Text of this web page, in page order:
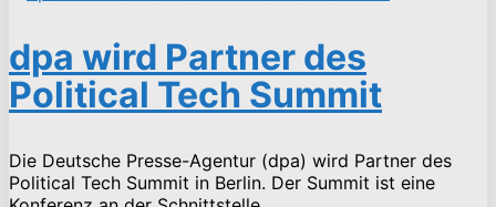
dpa wird Partner des
Political Tech Summit
Die Deutsche Presse-Agentur (dpa) wird Partner des
Political Tech Summit in Berlin. Der Summit ist eine